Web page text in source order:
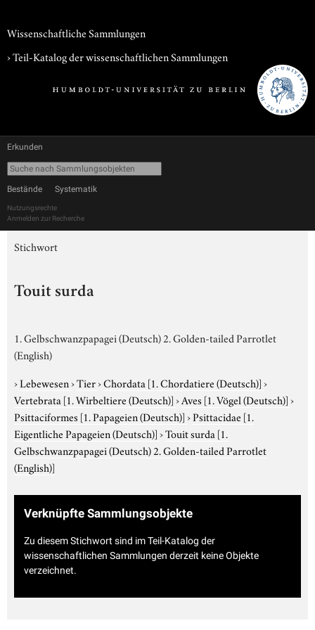
Wissenschaftliche Sammlungen
› Teil-Katalog der wissenschaftlichen Sammlungen
Erkunden
Bestände Systematik
Nutzungsrechte
Anmelden zur Recherche
Stichwort
Touit surda
1. Gelbschwanzpapagei (Deutsch) 2. Golden-tailed Parrotlet
(English)
›Lebewesen›Tier›Chordata [1. Chordatiere (Deutsch)]›
Vertebrata [1. Wirbeltiere (Deutsch)]›Aves [1. Vögel (Deutsch)]›
Psittaciformes [1. Papageien (Deutsch)]›Psittacidae [1.
Eigentliche Papageien (Deutsch)]›Touit surda [1.
Gelbschwanzpapagei (Deutsch) 2. Golden-tailed Parrotlet
(English)]
Verknüpfte Sammlungsobjekte
Zu diesem Stichwort sind im Teil-Katalog der
wissenschaftlichen Sammlungen derzeit keine Objekte
verzeichnet.